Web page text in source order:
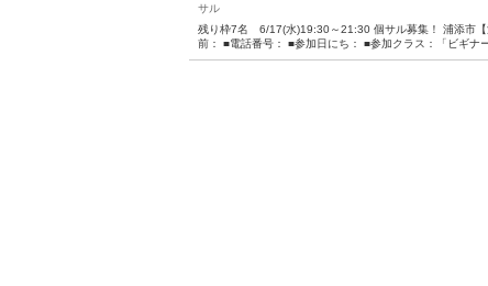
サル
残り枠7名 6/17(水)19:30～21:30 個サル募集！ 浦添市【
前： ■電話番号： ■参加日にち： ■参加クラス：「ビギナ